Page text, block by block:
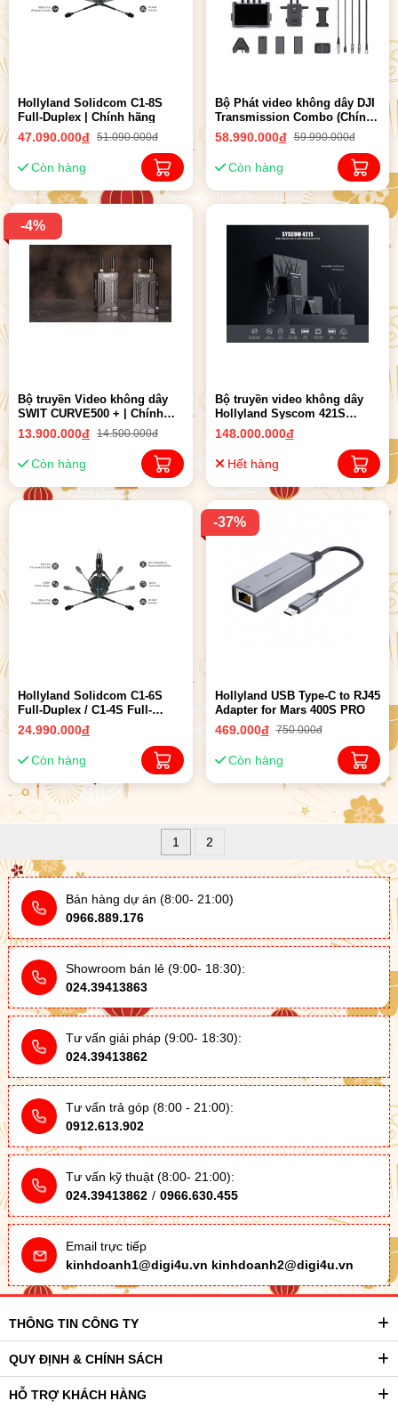
Hollyland Solidcom C1-8S
Full-Duplex | Chính hãng
47.090.000đ 51.090.000đ
Còn hàng
Bộ Phát video không dây DJI
Transmission Combo (Chính
hãng)
58.990.000đ 59.990.000đ
Còn hàng
-4%
Bộ truyền Video không dây
SWIT CURVE500 + | Chính
hãng
13.900.000đ 14.500.000đ
Còn hàng
Bộ truyền video không dây
Hollyland Syscom 421S
(HDMI & SDI) | Chính hãng
148.000.000đ
Hết hàng
Hollyland Solidcom C1-6S
Full-Duplex / C1-4S Full-
Duplex | Chính hãng
24.990.000đ
Còn hàng
-37%
Hollyland USB Type-C to RJ45
Adapter for Mars 400S PRO
469.000đ 750.000đ
Còn hàng
1 2
Bán hàng dự án (8:00- 21:00)
0966.889.176
Showroom bán lẻ (9:00- 18:30):
024.39413863
Tư vấn giải pháp (9:00- 18:30):
024.39413862
Tư vấn trả góp (8:00 - 21:00):
0912.613.902
Tư vấn kỹ thuật (8:00- 21:00):
024.39413862 / 0966.630.455
Email trực tiếp
kinhdoanh1@digi4u.vn kinhdoanh2@digi4u.vn
THÔNG TIN CÔNG TY
QUY ĐỊNH & CHÍNH SÁCH
HỖ TRỢ KHÁCH HÀNG